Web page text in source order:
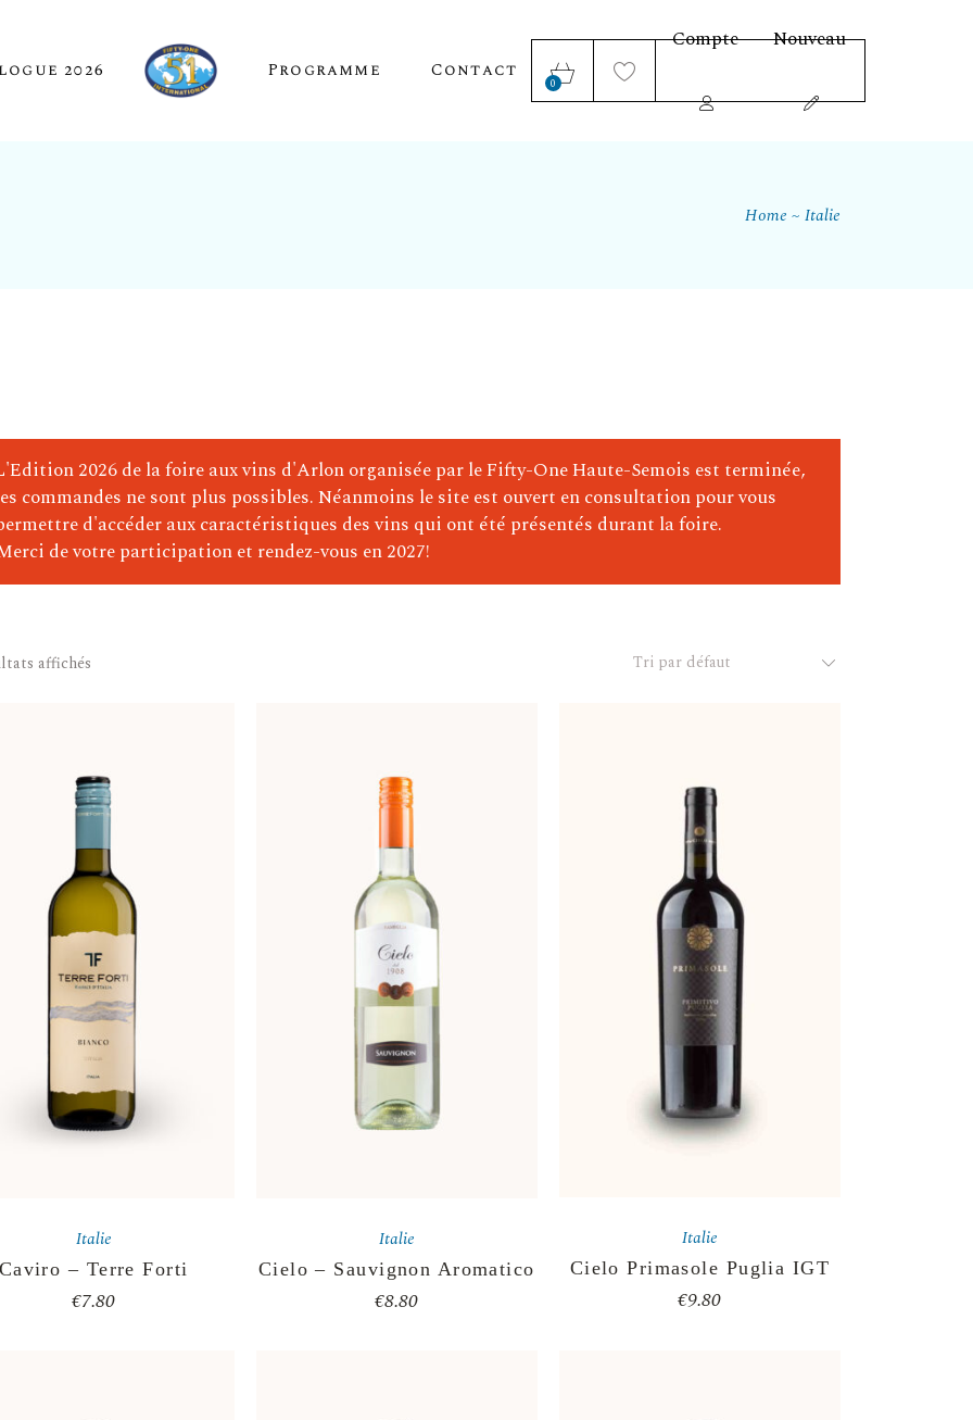
2026 Programme Contact
0
Compte Nouveau
Home Italie
2026 de la foire aux vins d'Arlon organisée par le Fifty-One Haute-Semois est terminée,
commandes ne sont plus possibles. Néanmoins le site est ouvert en consultation pour vous
d'accéder aux caractéristiques des vins qui ont été présentés durant la foire.
de votre participation et rendez-vous en 2027!
affichés Tri par défaut
Italie
– Terre Forti
€7.80
Italie
Cielo – Sauvignon Aromatico
€8.80
Italie
Cielo Primasole Puglia IGT
€9.80